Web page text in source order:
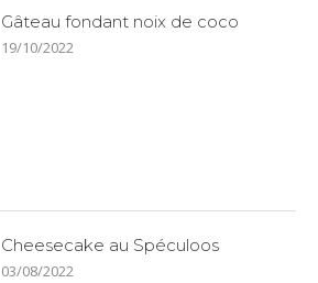
Gâteau fondant noix de coco
19/10/2022
Cheesecake au Spéculoos
03/08/2022